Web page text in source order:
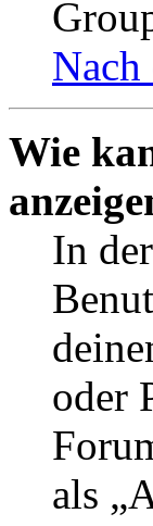
Nach
Wie
In
oder
als